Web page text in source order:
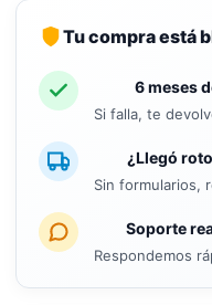
Tu compra está
6 meses
Si falla, te
¿Llegó
Sin formularios,
Soporte
Respondemos